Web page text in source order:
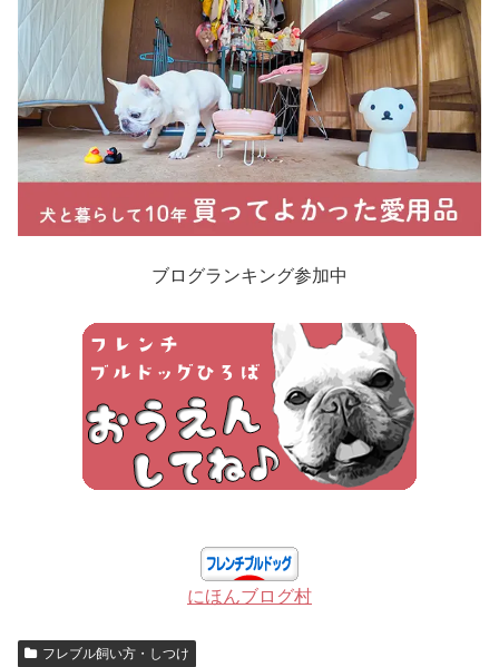
ブログランキング参加中
にほんブログ村
フレブル飼い方・しつけ